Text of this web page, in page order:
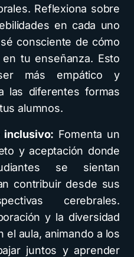
Reflexiona sobre
en cada uno
consciente de cómo
tu enseñanza. Esto
más empático y
las diferentes formas
alumnos.
inclusivo: Fomenta un
y aceptación donde
se sientan
contribuir desde sus
cerebrales.
y la diversidad
el aula, animando a los
juntos y aprender